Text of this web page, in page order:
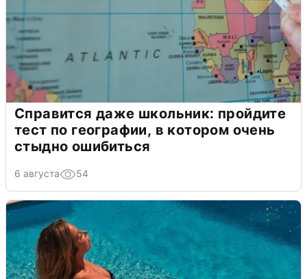
Справится даже школьник: пройдите
тест по географии, в котором очень
стыдно ошибиться
6 августа 54